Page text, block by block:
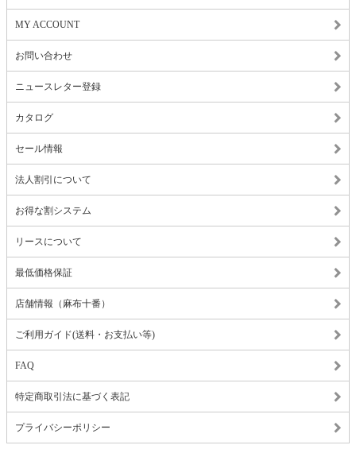
MY ACCOUNT
お問い合わせ
ニュースレター登録
カタログ
セール情報
法人割引について
お得な割システム
リースについて
最低価格保証
店舗情報（麻布十番）
ご利用ガイド(送料・お支払い等)
FAQ
特定商取引法に基づく表記
プライバシーポリシー